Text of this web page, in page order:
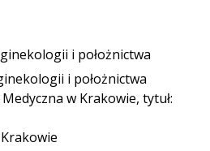
i położnictwa
i położnictwa
w Krakowie, tytuł:
Krakowie